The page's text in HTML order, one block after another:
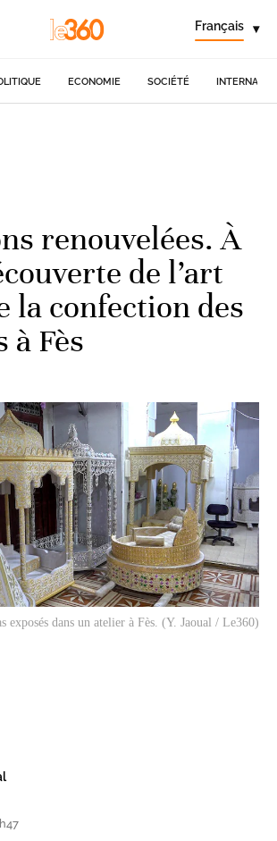
Français ▾
ECONOMIE SOCIÉTÉ
renouvelées. À
de l’art
la confection des
à Fès
exposés dans un atelier à Fès. (Y. Jaoual / Le360)